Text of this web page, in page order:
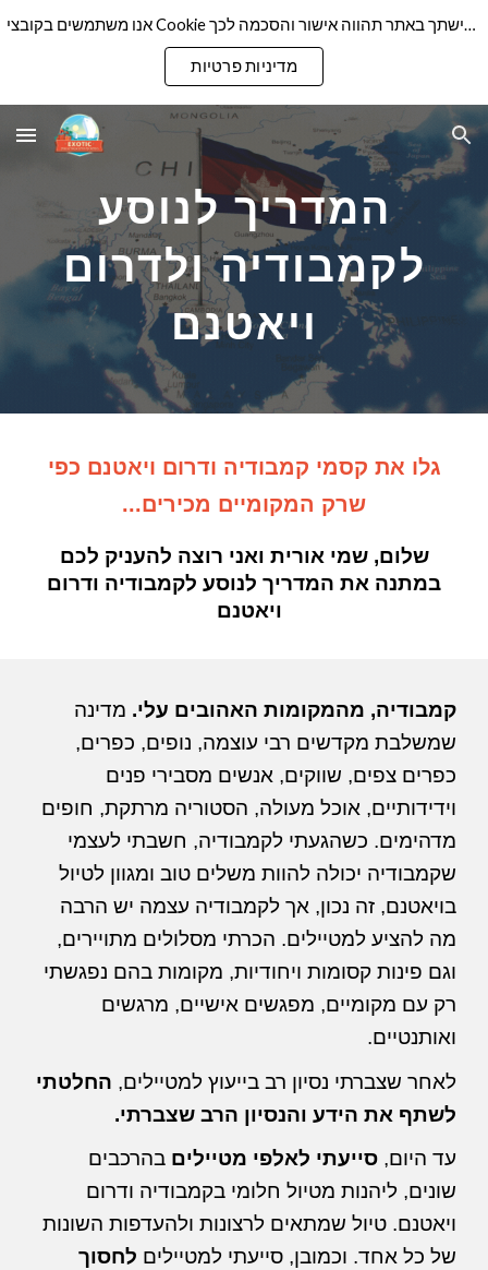
Skip to main content Skip to navigation
אנו משתמשים בקובצי Cookie כדי להבטיח שנספק לך את חוויית הגלישה הטובה ביותר באתר שלנו. המשך גלישתך באתר תהווה אישור והסכמה לכך
מדיניות פרטיות
המדריך לנוסע
לקמבודיה ולדרום
ויאטנם
גלו את קסמי קמבודיה ודרום ויאטנם כפי
שרק המקומיים מכירים...
שלום, שמי אורית ואני רוצה להעניק לכם
במתנה את המדריך לנוסע לקמבודיה ודרום
ויאטנם
קמבודיה, מהמקומות האהובים עלי. מדינה
שמשלבת מקדשים רבי עוצמה, נופים, כפרים,
כפרים צפים, שווקים, אנשים מסבירי פנים
וידידותיים, אוכל מעולה, הסטוריה מרתקת, חופים
מדהימים. כשהגעתי לקמבודיה, חשבתי לעצמי
שקמבודיה יכולה להוות משלים טוב ומגוון לטיול
בויאטנם, זה נכון, אך לקמבודיה עצמה יש הרבה
מה להציע למטיילים. הכרתי מסלולים מתויירים,
וגם פינות קסומות ויחודיות, מקומות בהם נפגשתי
רק עם מקומיים, מפגשים אישיים, מרגשים
ואותנטיים.
לאחר שצברתי נסיון רב בייעוץ למטיילים, החלטתי
לשתף את הידע והנסיון הרב שצברתי.
עד היום,סייעתי לאלפי מטיילים בהרכבים
שונים, ליהנות מטיול חלומי בקמבודיה ודרום
ויאטנם. טיול שמתאים לרצונות ולהעדפות השונות
של כל אחד. וכמובן, סייעתי למטיילים לחסוך